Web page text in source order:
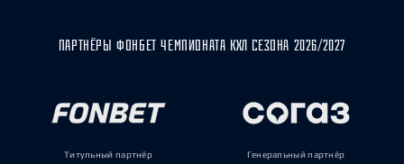
ПАРТНЁРЫ ФОНБЕТ ЧЕМПИОНАТА КХЛ СЕЗОНА 2026/2027
Титульный партнёр Генеральный партнёр